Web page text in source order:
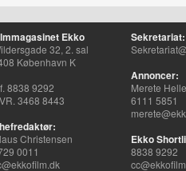
Ekko
32, 2. sal
København K
8838 9292
3468 8443
Christensen
0011
Sekretariat:
Annoncer:
Merete
6111 5851
Ekko
8838 9292